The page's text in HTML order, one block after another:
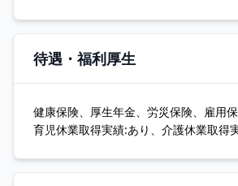
待遇・福利厚生
健康保険、厚生年金、労災保険、雇用保
育児休業取得実績:あり、介護休業取得